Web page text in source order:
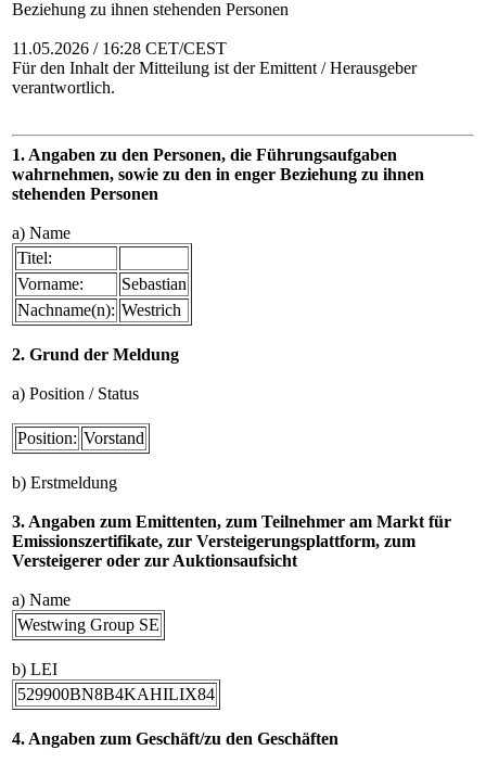
Beziehung zu ihnen stehenden Personen
11.05.2026 / 16:28 CET/CEST
Für den Inhalt der Mitteilung ist der Emittent / Herausgeber
verantwortlich.
1. Angaben zu den Personen, die Führungsaufgaben
wahrnehmen, sowie zu den in enger Beziehung zu ihnen
stehenden Personen
a) Name
Titel:
Vorname:
Sebastian
Nachname(n): Westrich
2. Grund der Meldung
a) Position / Status
Position: Vorstand
b) Erstmeldung
3. Angaben zum Emittenten, zum Teilnehmer am Markt für
Emissionszertifikate, zur Versteigerungsplattform, zum
Versteigerer oder zur Auktionsaufsicht
a) Name
Westwing Group SE
b) LEI
529900BN8B4KAHILIX84
4. Angaben zum Geschäft/zu den Geschäften